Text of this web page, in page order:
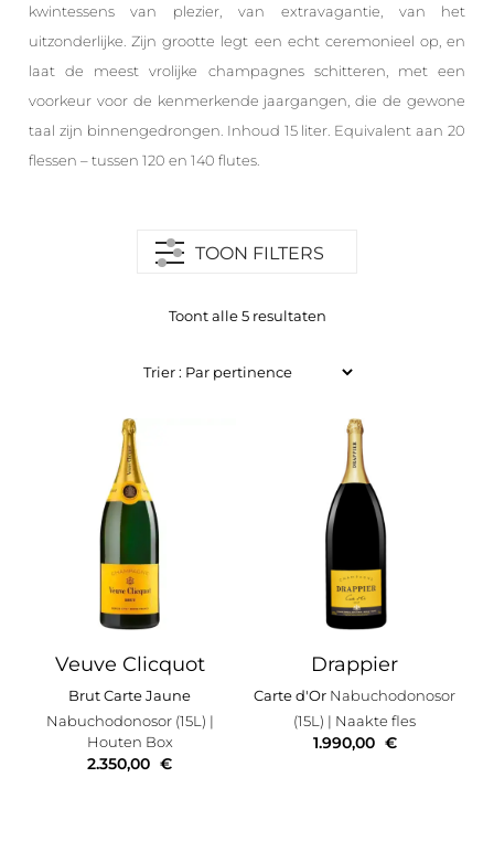
kwintessens van plezier, van extravagantie, van het
uitzonderlijke. Zijn grootte legt een echt ceremonieel op, en
laat de meest vrolijke champagnes schitteren, met een
voorkeur voor de kenmerkende jaargangen, die de gewone
taal zijn binnengedrongen. Inhoud 15 liter. Equivalent aan 20
flessen – tussen 120 en 140 flutes.
TOON FILTERS
Toont alle 5 resultaten
Veuve Clicquot
Brut Carte Jaune
Nabuchodonosor (15L) |
Houten Box
2.350,00 €
Drappier
Carte d'Or Nabuchodonosor
(15L) | Naakte fles
1.990,00 €